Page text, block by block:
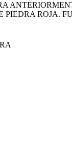
ROJA.